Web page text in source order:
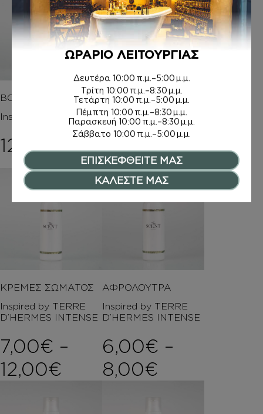
BODY MIST
Inspired by TERRE
12,00€
ΚΡΕΜΑ ΣΩΜΑΤΟΣ Μ
Ε argan oil
Inspired by TERRE
14,00€
ΚΡΕΜΕΣ ΣΩΜΑΤΟΣ
Inspired by TERRE
D’HERMES INTENSE
7,00€ –
12,00€ Price range: 7,00€
ΑΦΡΟΛΟΥΤΡΑ
Inspired by TERRE
D’HERMES INTENSE
6,00€ –
8,00€
ΩΡΑΡΙΟ ΛΕΙΤΟΥΡΓΙΑΣ
Δευτέρα 10:00 π.μ.–5:00 μ.μ.
Τρίτη 10:00 π.μ.–8:30 μ.μ.
Τετάρτη 10:00 π.μ.–5:00 μ.μ.
Πέμπτη 10:00 π.μ.–8:30 μ.μ.
Παρασκευή 10:00 π.μ.–8:30 μ.μ.
Σάββατο 10:00 π.μ.–5:00 μ.μ.
ΕΠΙΣΚΕΦΘΕΙΤΕ ΜΑΣ
ΚΑΛΕΣΤΕ ΜΑΣ